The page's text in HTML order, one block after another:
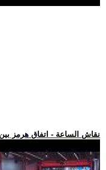
.. نقاش الساعة - اتفاق هرمز